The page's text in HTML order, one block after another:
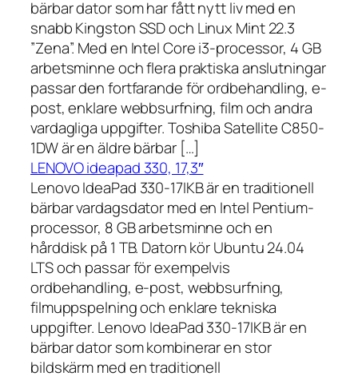
bärbar dator som har fått nytt liv med en
snabb Kingston SSD och Linux Mint 22.3
”Zena”. Med en Intel Core i3-processor, 4 GB
arbetsminne och flera praktiska anslutningar
passar den fortfarande för ordbehandling, e-
post, enklare webbsurfning, film och andra
vardagliga uppgifter. Toshiba Satellite C850-
1DW är en äldre bärbar […]
LENOVO ideapad 330, 17,3″
Lenovo IdeaPad 330-17IKB är en traditionell
bärbar vardagsdator med en Intel Pentium-
processor, 8 GB arbetsminne och en
hårddisk på 1 TB. Datorn kör Ubuntu 24.04
LTS och passar för exempelvis
ordbehandling, e-post, webbsurfning,
filmuppspelning och enklare tekniska
uppgifter. Lenovo IdeaPad 330-17IKB är en
bärbar dator som kombinerar en stor
bildskärm med en traditionell